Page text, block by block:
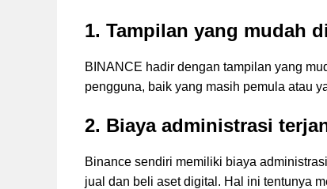
1. Tampilan yang mudah
BINANCE hadir dengan tampilan yang
pengguna, baik yang masih pemula atau
2. Biaya administrasi
Binance sendiri memiliki biaya
jual dan beli aset digital. Hal ini tentunya